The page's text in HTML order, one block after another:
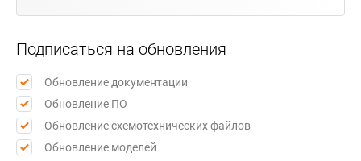
Подписаться на обновления
Обновление документации
Обновление ПО
Обновление схемотехнических файлов
Обновление моделей